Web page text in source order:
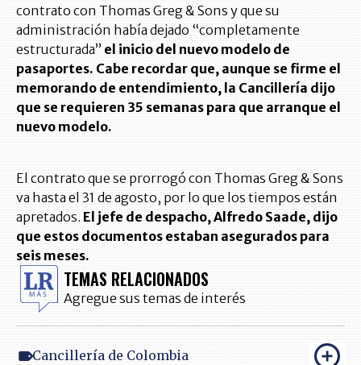
contrato con Thomas Greg & Sons y que su
administración había dejado “completamente
estructurada” el inicio del nuevo modelo de
pasaportes. Cabe recordar que, aunque se firme el
memorando de entendimiento, la Cancillería dijo
que se requieren 35 semanas para que arranque el
nuevo modelo.
El contrato que se prorrogó con Thomas Greg & Sons
va hasta el 31 de agosto, por lo que los tiempos están
apretados. El jefe de despacho, Alfredo Saade, dijo
que estos documentos estaban asegurados para
seis meses.
TEMAS RELACIONADOS
Agregue sus temas de interés
Cancillería de Colombia